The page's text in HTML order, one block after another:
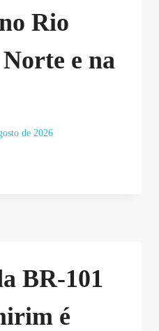
Rio
e na
de 2026
BR-101
é